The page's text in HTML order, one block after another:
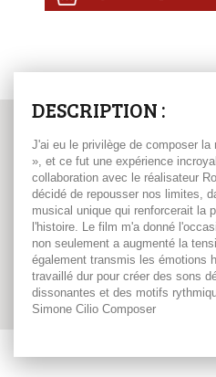
DESCRIPTION :
J'ai eu le privilège de composer
», et ce fut une expérience
collaboration avec le réalisateur
décidé de repousser nos limites,
musical unique qui renforcerait la
l'histoire. Le film m'a donné
non seulement a augmenté la
également transmis les émotions
travaillé dur pour créer des sons
dissonantes et des motifs
Simone Cilio Composer